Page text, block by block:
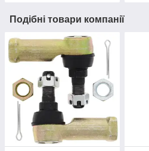
Подібні товари компанії